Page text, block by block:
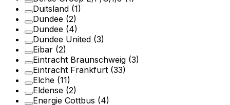
Duitsland (1)
Dundee (2)
Dundee (4)
Dundee United (3)
Eibar (2)
Eintracht Braunschweig (3)
Eintracht Frankfurt (33)
Elche (11)
Eldense (2)
Energie Cottbus (4)